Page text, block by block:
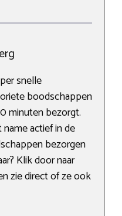
snelle
boodschappen
minuten bezorgt.
actief in de
bezorgen
Klik door naar
zie direct of ze ook